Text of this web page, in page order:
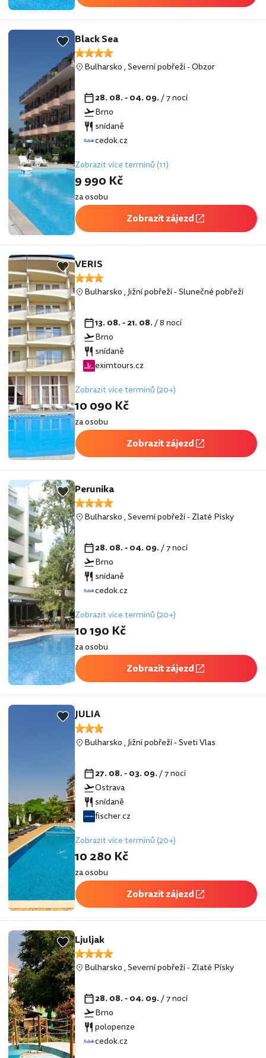
Black Sea
Bulharsko,Severní pobřeží-Obzor
28. 08. - 04. 09./ 7 nocí
Brno
snídaně
cedok.cz
Zobrazit více termínů (11)
9 990 Kč
za osobu
Zobrazit zájezd
VERIS
Bulharsko,Jižní pobřeží-Slunečné pobřeží
13. 08. - 21. 08./ 8 nocí
Brno
snídaně
eximtours.cz
Zobrazit více termínů (20+)
10 090 Kč
za osobu
Zobrazit zájezd
Perunika
Bulharsko,Severní pobřeží-Zlaté Písky
28. 08. - 04. 09./ 7 nocí
Brno
snídaně
cedok.cz
Zobrazit více termínů (20+)
10 190 Kč
za osobu
Zobrazit zájezd
JULIA
Bulharsko,Jižní pobřeží-Sveti Vlas
27. 08. - 03. 09./ 7 nocí
Ostrava
snídaně
fischer.cz
Zobrazit více termínů (20+)
10 280 Kč
za osobu
Zobrazit zájezd
Ljuljak
Bulharsko,Severní pobřeží-Zlaté Písky
28. 08. - 04. 09./ 7 nocí
Brno
polopenze
cedok.cz